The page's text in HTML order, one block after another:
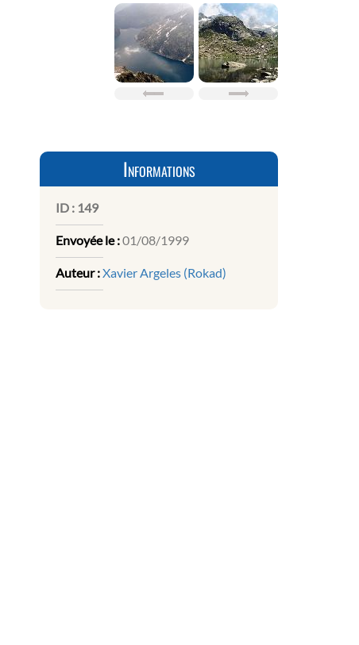
Informations
ID : 149
Envoyée le :01/08/1999
Auteur :Xavier Argeles (Rokad)